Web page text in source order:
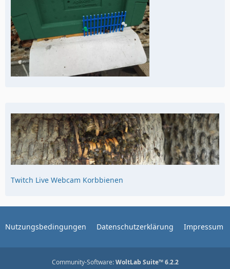
Twitch Live Webcam Korbbienen
Nutzungsbedingungen Datenschutzerklärung Impressum
Community-Software:WoltLab Suite™ 6.2.2